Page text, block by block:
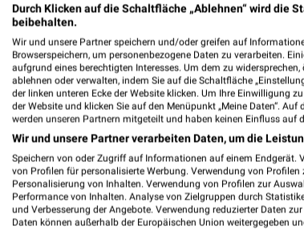
weekli -
Alle EURONICS Angebote
✔
✔
✔
✔
Nutze weekli
Durch Klicken auf die Schaltfläche „Ablehnen“ wird die
beibehalten.
Wir und unsere Partner speichern und/oder greifen auf
Browserspeichern, um personenbezogene Daten zu verarbeiten.
aufgrund eines berechtigten Interesses. Um dem zu
ablehnen oder verwalten, indem Sie auf die Schaltfläche
der linken unteren Ecke der Website klicken. Um Ihre Einwilligung
der Website und klicken Sie auf den Menüpunkt „Meine Daten“.
werden unseren Partnern mitgeteilt und haben keinen Einfluss auf
Wir und unsere Partner verarbeiten Daten, um die
Speichern von oder Zugriff auf Informationen auf einem Endgerät.
von Profilen für personalisierte Werbung. Verwendung von
Personalisierung von Inhalten. Verwendung von Profilen zur
Performance von Inhalten. Analyse von Zielgruppen durch
und Verbesserung der Angebote. Verwendung reduzierter Daten
Daten können außerhalb der Europäischen Union weitergegeben